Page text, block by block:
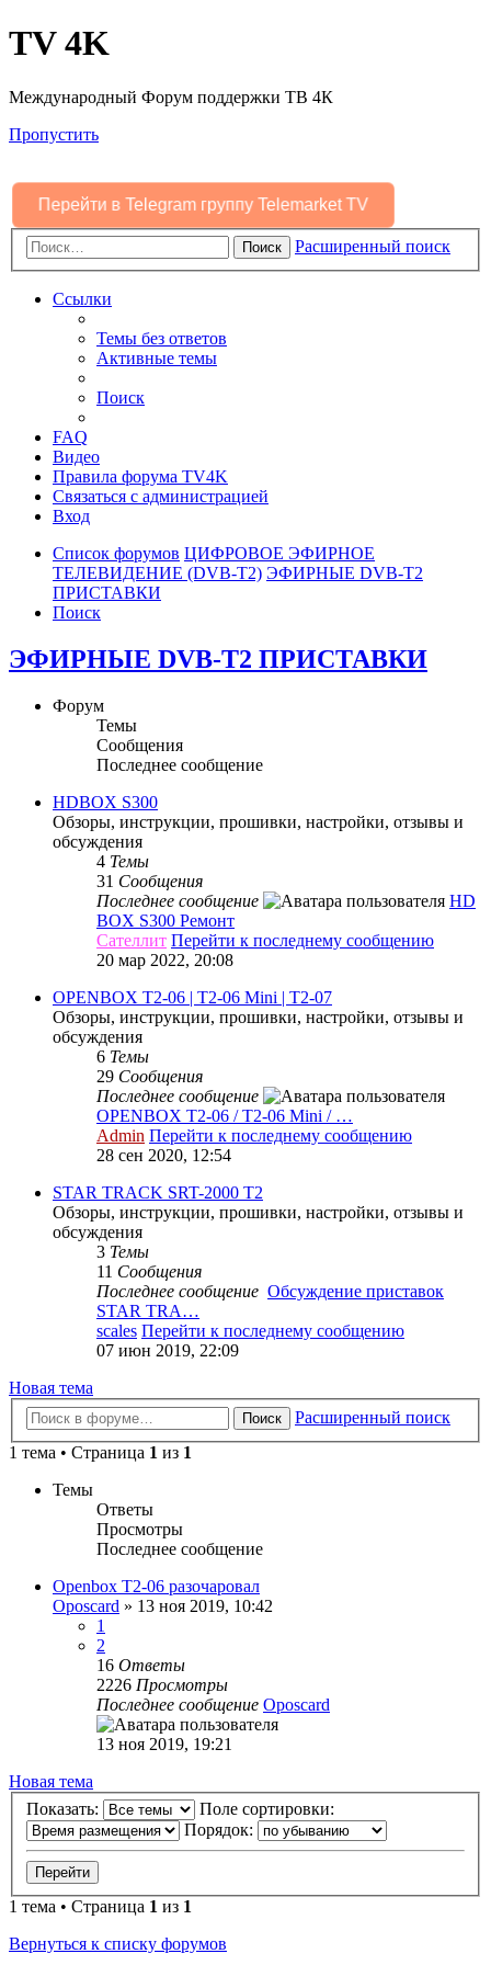
TV 4K
Международный Форум поддержки ТВ 4К
Пропустить
Перейти в Telegram группу Telemarket TV
Поиск Расширенный поиск
Ссылки
Темы без ответов
Активные темы
Поиск
FAQ
Видео
Правила форума TV4K
Связаться с администрацией
Вход
Список форумов ЦИФРОВОЕ ЭФИРНОЕ
ТЕЛЕВИДЕНИЕ (DVB-T2) ЭФИРНЫЕ DVB-T2
ПРИСТАВКИ
Поиск
ЭФИРНЫЕ DVB-T2 ПРИСТАВКИ
Форум
Темы
Сообщения
Последнее сообщение
HDBOX S300
Обзоры, инструкции, прошивки, настройки, отзывы и
обсуждения
4 Темы
31 Сообщения
Последнее сообщение
HD
BOX S300 Ремонт
Сателлит Перейти к последнему сообщению
20 мар 2022, 20:08
OPENBOX T2-06 | T2-06 Mini | T2-07
Обзоры, инструкции, прошивки, настройки, отзывы и
обсуждения
6 Темы
29 Сообщения
Последнее сообщение
OPENBOX T2-06 / T2-06 Mini / …
Admin Перейти к последнему сообщению
28 сен 2020, 12:54
STAR TRACK SRT-2000 T2
Обзоры, инструкции, прошивки, настройки, отзывы и
обсуждения
3 Темы
11 Сообщения
Последнее сообщение Обсуждение приставок
STAR TRA…
scales Перейти к последнему сообщению
07 июн 2019, 22:09
Новая тема
Поиск
Расширенный поиск
1 тема • Страница 1 из 1
Темы
Ответы
Просмотры
Последнее сообщение
Openbox T2-06 разочаровал
Oposcard » 13 ноя 2019, 10:42
1
2
16 Ответы
2226 Просмотры
Последнее сообщение Oposcard
13 ноя 2019, 19:21
Новая тема
Показать:
Поле сортировки:
Порядок:
1 тема • Страница 1 из 1
Вернуться к списку форумов